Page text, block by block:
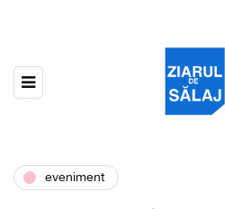
eveniment